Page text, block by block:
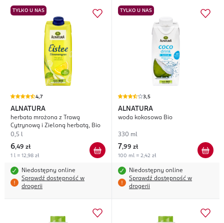
TYLKO U NAS
4,7
ALNATURA
herbata mrożona z Trawą
Cytrynową i Zieloną herbatą, Bio
0,5 l
6,49 zł
1 l = 12,98 zł
Niedostępny online
Sprawdź dostępność w
drogerii
TYLKO U NAS
3,5
ALNATURA
woda kokosowa Bio
330 ml
7,99 zł
100 ml = 2,42 zł
Niedostępny online
Sprawdź dostępność w
drogerii